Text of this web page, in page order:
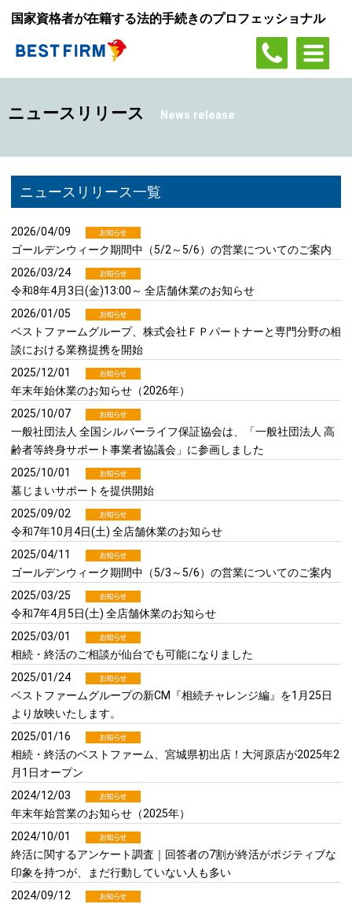
国家資格者が在籍する法的手続きのプロフェッショナル
ニュースリリース News release
ニュースリリース一覧
2026/04/09
ゴールデンウィーク期間中（5/2～5/6）の営業についてのご案内
2026/03/24
令和8年4月3日(金)13:00～ 全店舗休業のお知らせ
2026/01/05
ベストファームグループ、株式会社ＦＰパートナーと専門分野の相
談における業務提携を開始
2025/12/01
年末年始休業のお知らせ（2026年）
2025/10/07
一般社団法人 全国シルバーライフ保証協会は、「一般社団法人 高
齢者等終身サポート事業者協議会」に参画しました
2025/10/01
墓じまいサポートを提供開始
2025/09/02
令和7年10月4日(土) 全店舗休業のお知らせ
2025/04/11
ゴールデンウィーク期間中（5/3～5/6）の営業についてのご案内
2025/03/25
令和7年4月5日(土) 全店舗休業のお知らせ
2025/03/01
相続・終活のご相談が仙台でも可能になりました
2025/01/24
ベストファームグループの新CM『相続チャレンジ編』を1月25日
より放映いたします。
2025/01/16
相続・終活のベストファーム、宮城県初出店！大河原店が2025年2
月1日オープン
2024/12/03
年末年始営業のお知らせ（2025年）
2024/10/01
終活に関するアンケート調査｜回答者の7割が終活がポジティブな
印象を持つが、まだ行動していない人も多い
2024/09/12